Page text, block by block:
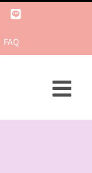
LINE
FAQ